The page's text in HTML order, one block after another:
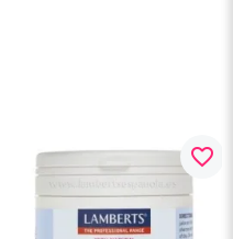
favorite_border